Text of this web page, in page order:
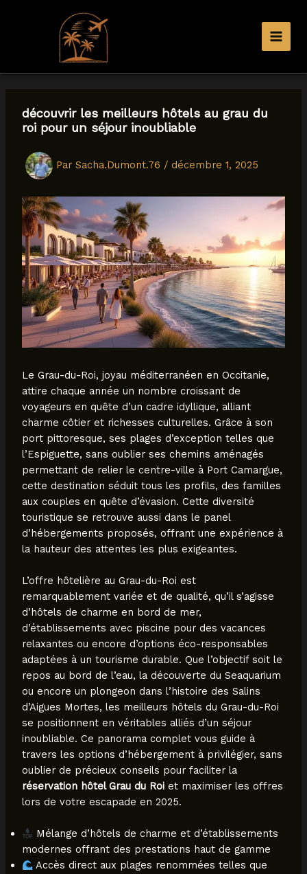
Aller
contenudécouvrir les meilleurs hôtels au grau du
roi pour un séjour inoubliable
Par Sacha.Dumont.76 / décembre 1, 2025
Le Grau-du-Roi, joyau méditerranéen en Occitanie,
attire chaque année un nombre croissant de
voyageurs en quête d’un cadre idyllique, alliant
charme côtier et richesses culturelles. Grâce à son
port pittoresque, ses plages d’exception telles que
l’Espiguette, sans oublier ses chemins aménagés
permettant de relier le centre-ville à Port Camargue,
cette destination séduit tous les profils, des familles
aux couples en quête d’évasion. Cette diversité
touristique se retrouve aussi dans le panel
d’hébergements proposés, offrant une expérience à
la hauteur des attentes les plus exigeantes.
L’offre hôtelière au Grau-du-Roi est
remarquablement variée et de qualité, qu’il s’agisse
d’hôtels de charme en bord de mer,
d’établissements avec piscine pour des vacances
relaxantes ou encore d’options éco-responsables
adaptées à un tourisme durable. Que l’objectif soit le
repos au bord de l’eau, la découverte du Seaquarium
ou encore un plongeon dans l’histoire des Salins
d’Aigues Mortes, les meilleurs hôtels du Grau-du-Roi
se positionnent en véritables alliés d’un séjour
inoubliable. Ce panorama complet vous guide à
travers les options d’hébergement à privilégier, sans
oublier de précieux conseils pour faciliter la
réservation hôtel Grau du Roiet maximiser les offres
lors de votre escapade en 2025.
Mélange d’hôtels de charme et d’établissements
modernes offrant des prestations haut de gamme
Accès direct aux plages renommées telles que